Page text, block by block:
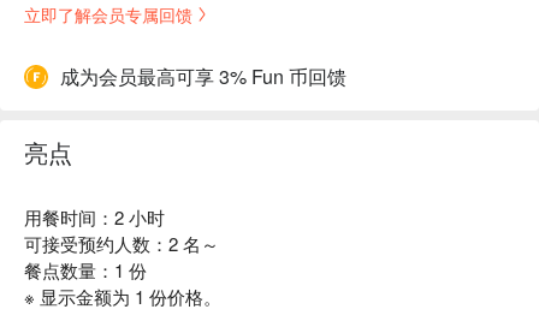
立即了解会员专属回馈
成为会员最高可享 3% Fun 币回馈
亮点
用餐时间：2 小时
可接受预约人数：2 名～
餐点数量：1 份
※ 显示金额为 1 份价格。